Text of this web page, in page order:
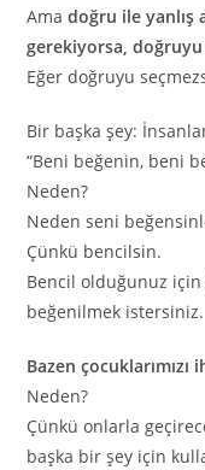
Amadoğru ile yanlış
gerekiyorsa,
Eğer doğruyu
Bir başka şey:
“Beni beğenin, beni
Neden?
Neden seni
Çünkü bencilsin.
Bencil olduğunuz
beğenilmek istersiniz.
Bazen
Neden?
Çünkü onlarla
başka bir şey için